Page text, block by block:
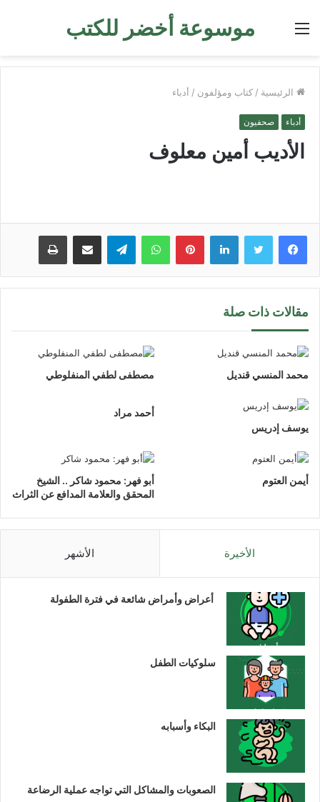
موسوعة أخضر للكتب القائمة
الرئيسية / كتاب ومؤلفون / أدباء
أدباء صحفيون
الأديب أمين معلوف
لينكدإن بينتيريستواتساب تيلقرام مشاركة عبر البريد طباعة
مقالات ذات صلة
محمد المنسي قنديل مصطفى لطفي المنفلوطي
يوسف إدريس
أحمد مراد
أيمن العتوم
أبو فهر: محمود شاكر .. الشيخ
المحقق والعلامة المدافع عن الثراث
الأخيرة الأشهر
أعراض وأمراض شائعة في فترة الطفولة
سلوكيات الطفل
البكاء وأسبابه
الصعوبات والمشاكل التي تواجه عملية الرضاعة